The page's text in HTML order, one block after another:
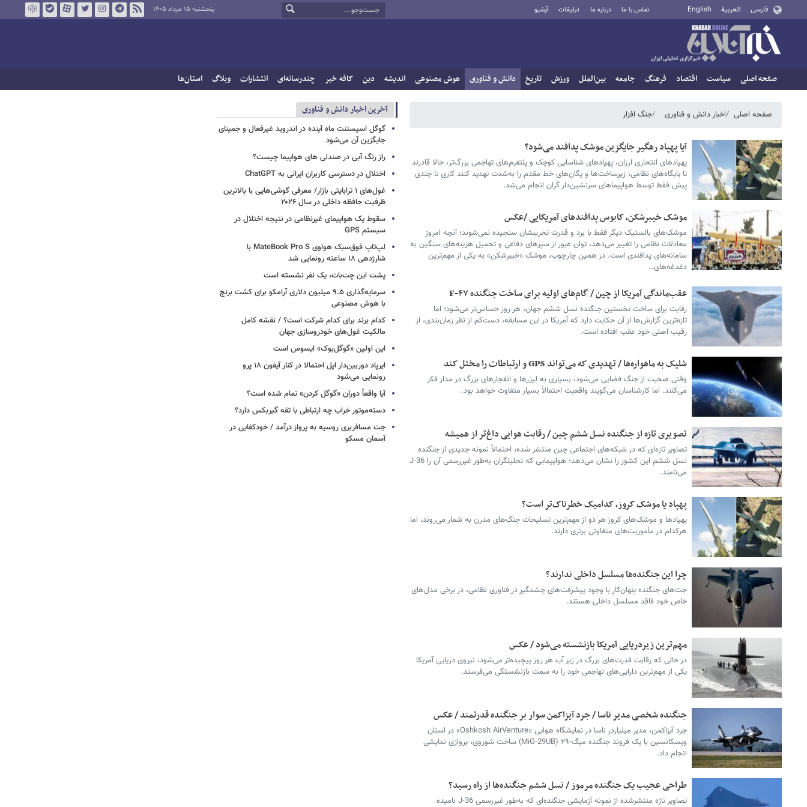
فارسی العربية English تماس با ما درباره ما تبلیغات آرشیو پنجشنبه ۱۵ مرداد ۱۴۰۵
صفحه اصلی سیاست اقتصاد فرهنگ جامعه بین‌الملل ورزش تاریخ دانش و فناوری هوش مصنوعی اندیشه دین کافه خبر چندرسانه‌ای انتشارات وبلاگ استان‌ها
صفحه اصلی اخبار دانش و فناوری جنگ افزار
آیا پهپاد رهگیر جایگزین موشک‌ پدافند می‌شود؟
پهپادهای انتحاری ارزان، پهپادهای شناسایی کوچک و پلتفرم‌های تهاجمی بزرگ‌تر، حالا قادرند
تا پایگاه‌های نظامی، زیرساخت‌ها و یگان‌های خط مقدم را به‌شدت تهدید کنند کاری تا چندی
پیش فقط توسط هواپیماهای سرنشین‌دار گران انجام می‌شد.
موشک خیبرشکن، کابوس پدافندهای آمریکایی /عکس
موشک‌های بالستیک دیگر فقط با برد و قدرت تخریبشان سنجیده نمی‌شوند؛ آنچه امروز
معادلات نظامی را تغییر می‌دهد، توان عبور از سپرهای دفاعی و تحمیل هزینه‌های سنگین به
سامانه‌های پدافندی است. در همین چارچوب، موشک «خیبرشکن» به یکی از مهم‌ترین
دغدغه‌های…
عقب‌ماندگی آمریکا از چین / گام‌های اولیه برای ساخت جنگنده F-۴۷
رقابت برای ساخت نخستین جنگنده نسل ششم جهان، هر روز حساس‌تر می‌شود؛ اما
تازه‌ترین گزارش‌ها از آن حکایت دارد که آمریکا در این مسابقه، دست‌کم از نظر زمان‌بندی، از
رقیب اصلی خود عقب افتاده است.
شلیک به ماهواره‌ها / تهدیدی که می‌تواند GPS و ارتباطات را مختل کند
وقتی صحبت از جنگ فضایی می‌شود، بسیاری به لیزرها و انفجارهای بزرگ در مدار فکر
می‌کنند. اما کارشناسان می‌گویند واقعیت احتمالاً بسیار متفاوت خواهد بود.
تصویری تازه از جنگنده نسل ششم چین / رقابت‌ هوایی داغ‌تر از همیشه
تصاویر تازه‌ای که در شبکه‌های اجتماعی چین منتشر شده، احتمالاً نمونه جدیدی از جنگنده
نسل ششم این کشور را نشان می‌دهد؛ هواپیمایی که تحلیلگران به‌طور غیررسمی آن را J‑36
می‌نامند.
پهپاد یا موشک کروز، کدامیک خطرناک‌تر است؟
پهپادها و موشک‌های کروز هر دو از مهم‌ترین تسلیحات جنگ‌های مدرن به شمار می‌روند، اما
هرکدام در مأموریت‌های متفاوتی برتری دارند.
چرا این جنگنده‌ها مسلسل داخلی ندارند؟
جت‌های جنگنده پنهان‌کار با وجود پیشرفت‌های چشمگیر در فناوری نظامی، در برخی مدل‌های
خاص خود فاقد مسلسل داخلی هستند.
مهم‌ترین زیردریایی آمریکا بازنشسته می‌شود / عکس
در حالی که رقابت قدرت‌های بزرگ در زیر آب هر روز پیچیده‌تر می‌شود، نیروی دریایی آمریکا
یکی از مهم‌ترین دارایی‌های تهاجمی خود را به سمت بازنشستگی می‌فرستد.
جنگنده شخصی مدیر ناسا / جرد آیزاکمن سوار بر جنگنده قدرتمند / عکس
جرد آیزاکمن، مدیر میلیاردر ناسا در نمایشگاه هوایی «Oshkosh AirVenture» در استان
ویسکانسین با یک فروند جنگنده میگ-۲۹ (MiG-29UB) ساخت شوروی، پروازی نمایشی
انجام داد.
طراحی عجیب یک جنگنده مرموز / نسل ششم جنگنده‌ها از راه رسید؟
تصاویر تازه منتشرشده از نمونه آزمایشی جنگنده‌ای که به‌طور غیررسمی J-36 نامیده
آخرین اخبار دانش و فناوری
گوگل اسیستنت ماه آینده در اندروید غیرفعال و جمینای
جایگزین آن می‌شود
راز رنگ آبی در صندلی های هواپیما چیست؟
اختلال در دسترسی کاربران ایرانی به ChatGPT
غول‌های ۱ ترابایتی بازار/ معرفی گوشی‌هایی با بالاترین
ظرفیت حافظه داخلی در سال ۲۰۲۶
سقوط یک هواپیمای غیرنظامی در نتیجه اختلال در
سیستم‌ GPS
لپ‌تاپ فوق‌سبک هواوی MateBook Pro S با
شارژدهی ۱۸ ساعته رونمایی شد
پشت این چت‌بات، یک نفر نشسته است
سرمایه‌گذاری ۹.۵ میلیون دلاری آرامکو برای کشت برنج
با هوش مصنوعی
کدام برند برای کدام شرکت است؟ / نقشه کامل
مالکیت غول‌های خودروسازی جهان
این اولین «گوگل‌بوک» ایسوس است
ایرپاد دوربین‌دار اپل احتمالا در کنار آیفون ۱۸ پرو
رونمایی می‌شود
آیا واقعاً دوران «گوگل کردن» تمام شده است؟
دسته‌موتور خراب چه ارتباطی با تقه گیربکس دارد؟
جت مسافربری روسیه به پرواز درآمد / خودکفایی در
آسمان مسکو